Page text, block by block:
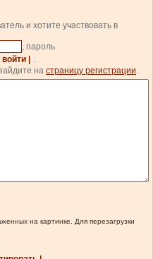
и хотите участвовать в
, пароль
| войти |
.
на страницу регистрации.
на картинке. Для перезагрузки